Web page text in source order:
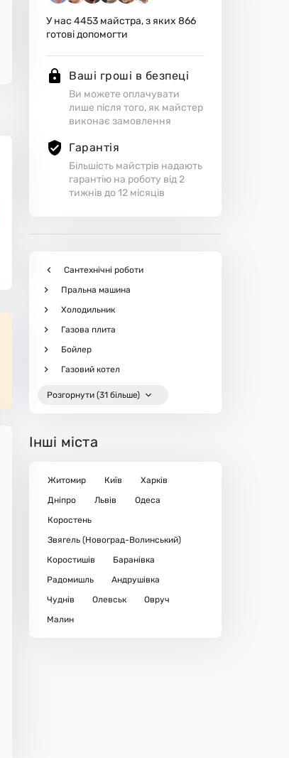
У нас4453 майстра, з яких866
готові допомогти
Ваші гроші в безпеці
Ви можете оплачувати
лише після того, як майстер
виконає замовлення
Гарантія
Більшість майстрів надають
гарантію на роботу від 2
тижнів до 12 місяців
Сантехнічні роботи
Пральна машина
Холодильник
Газова плита
Бойлер
Газовий котел
Розгорнути (31 більше)
Інші міста
Житомир Київ
Харків
Дніпро
Львів
Одеса
Коростень
Звягель (Новоград-Волинський)
Коростишів
Баранівка
Радомишль
Андрушівка
Чуднів
Олевськ
Овруч
Малин